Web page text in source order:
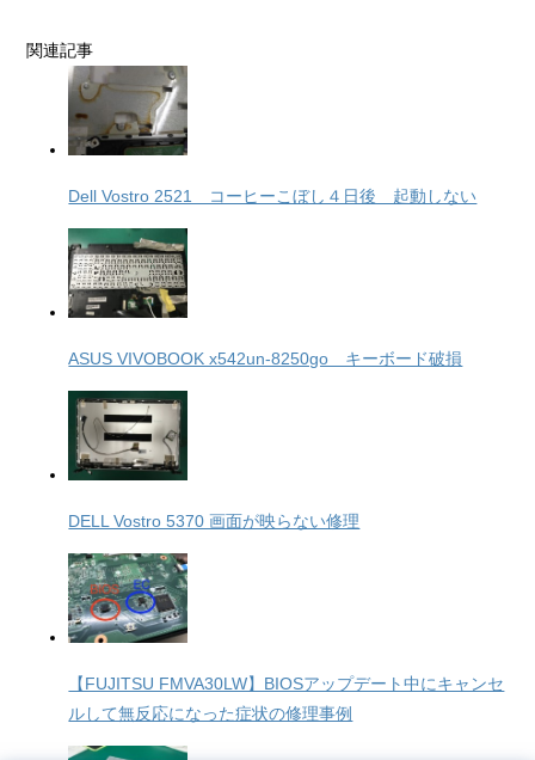
関連記事
Dell Vostro 2521 コーヒーこぼし４日後 起動しない
ASUS VIVOBOOK x542un-8250go キーボード破損
DELL Vostro 5370 画面が映らない修理
【FUJITSU FMVA30LW】BIOSアップデート中にキャンセ
ルして無反応になった症状の修理事例